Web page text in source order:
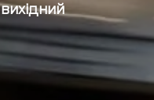
вихідний